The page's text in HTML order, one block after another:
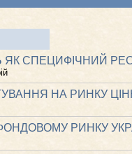
ЯК СПЕЦИФІЧНИЙ
НА РИНКУ
РИНКУ